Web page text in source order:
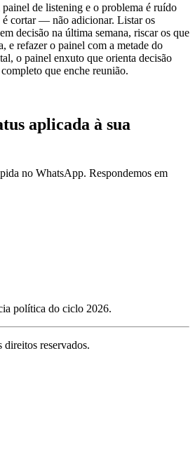
painel de listening e o problema é ruído
é cortar — não adicionar. Listar os
decisão na última semana, riscar os que
e refazer o painel com a metade do
o painel enxuto que orienta decisão
que enche reunião.
aplicada à sua
no WhatsApp. Respondemos em
política do ciclo 2026.
direitos reservados.